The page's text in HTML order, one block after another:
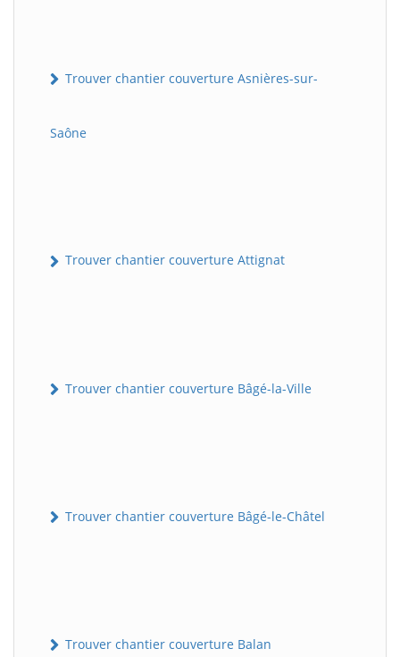
Trouver chantier couverture Asnières-sur-
Saône
Trouver chantier couverture Attignat
Trouver chantier couverture Bâgé-la-Ville
Trouver chantier couverture Bâgé-le-Châtel
Trouver chantier couverture Balan